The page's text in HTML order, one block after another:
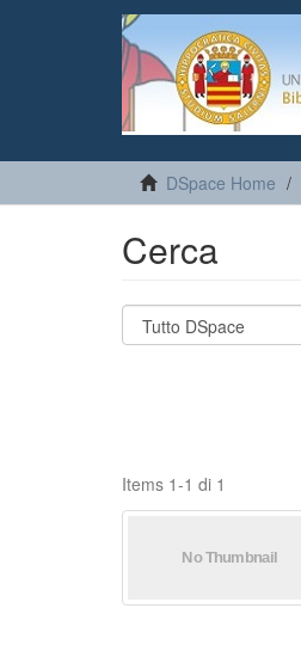
DSpace Home
Cerca
Items 1-1 di 1